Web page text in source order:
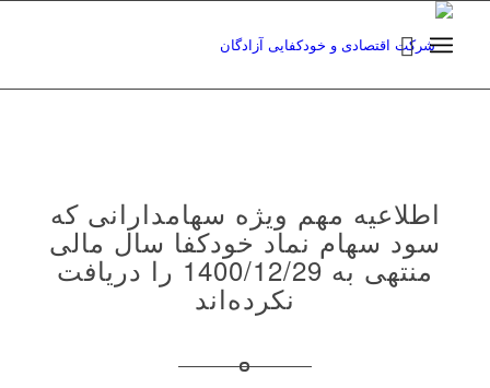
اطلاعیه مهم ویژه سهامدارانی که
سود سهام نماد خودکفا سال مالی
منتهی به 1400/12/29 را دریافت
نکرده‌اند